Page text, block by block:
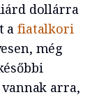
dollárra
afiatalkori
még
arra,